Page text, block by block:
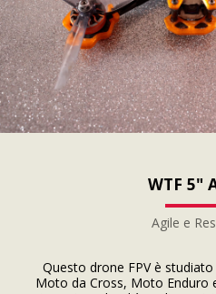
WTF 5"
Agile e
Questo drone FPV è
Moto da Cross, Moto Enduro